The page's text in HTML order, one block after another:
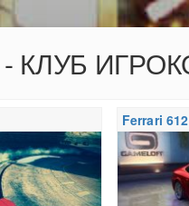
- КЛУБ
Ferrari